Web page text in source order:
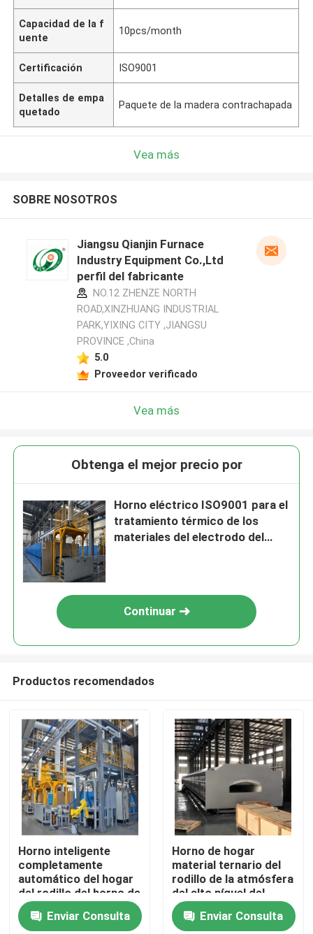
Productos
Sobre nosotros
Capacidad de la f
uente
10pcs/month
Certificación ISO9001
Detalles de empa
quetado
Paquete de la madera contrachapada
Vea más
SOBRE NOSOTROS
Jiangsu Qianjin Furnace
Industry Equipment Co.,Ltd
perfil del fabricante
NO.12 ZHENZE NORTH
ROAD,XINZHUANG INDUSTRIAL
PARK,YIXING CITY ,JIANGSU
PROVINCE ,China
5.0
Proveedor verificado
Vea más
Obtenga el mejor precio por
Horno eléctrico ISO9001 para el
tratamiento térmico de los
materiales del electrodo del
Continuar
Productos recomendados
Horno inteligente
completamente
automático del hogar
del rodillo del horno de
sinterización para los
materiales de la
Enviar Consulta
Horno de hogar
material ternario del
rodillo de la atmósfera
del alto níquel del
ánodo y del cátodo de
la batería de litio
Enviar Consulta